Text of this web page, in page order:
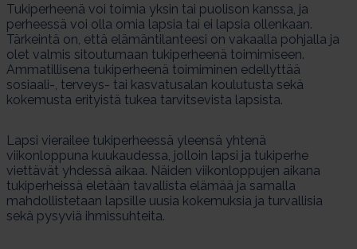
Tukiperheenä voi toimia yksin tai puolison kanssa, ja
perheessä voi olla omia lapsia tai ei lapsia ollenkaan.
Tärkeintä on, että elämäntilanteesi on vakaalla pohjalla ja
olet valmis sitoutumaan tukiperheenä toimimiseen.
Ammatillisena tukiperheenä toimiminen edellyttää
sosiaali-, terveys- tai kasvatusalan koulutusta sekä
kokemusta erityistä tukea tarvitsevista lapsista.
Lapsi vierailee tukiperheessä yleensä yhtenä
viikonloppuna kuukaudessa, jolloin lapsi ja tukiperhe
viettävät yhdessä aikaa. Näiden viikonloppujen aikana
tukiperheissä eletään tavallista elämää ja samalla
mahdollistetaan lapsille uusia kokemuksia ja turvallisia
sekä pysyviä ihmissuhteita.